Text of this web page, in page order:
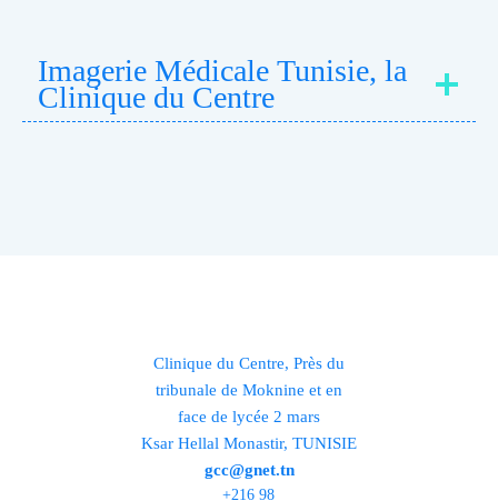
Imagerie Médicale Tunisie, la
Clinique du Centre
Clinique du Centre, Près du
tribunale de Moknine et en
face de lycée 2 mars
Ksar Hellal Monastir, TUNISIE
gcc@gnet.tn
+216 98